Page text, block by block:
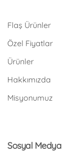
Flaş Ürünler
Özel Fiyatlar
Ürünler
Hakkımızda
Misyonumuz
Sosyal Medya